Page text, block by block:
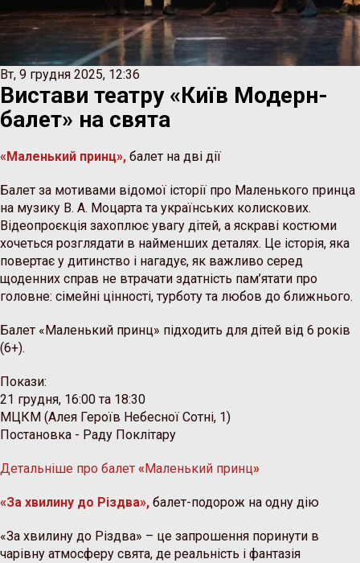
Вт, 9 грудня 2025, 12:36
Вистави театру «Київ Модерн-
балет» на свята
«Маленький принц», балет на дві дії
Балет за мотивами відомої історії про Маленького принца
на музику В. А. Моцарта та українських колискових.
Відеопроєкція захоплює увагу дітей, а яскраві костюми
хочеться розглядати в найменших деталях. Це історія, яка
повертає у дитинство і нагадує, як важливо серед
щоденних справ не втрачати здатність пам’ятати про
головне: сімейні цінності, турботу та любов до ближнього.
Балет «Маленький принц» підходить для дітей від 6 років
(6+).
Покази:
21 грудня, 16:00 та 18:30
МЦКМ (Алея Героїв Небесної Сотні, 1)
Постановка - Раду Поклітару
Детальніше про балет « Маленький принц»
«За хвилину до Різдва», балет-подорож на одну дію
«За хвилину до Різдва» – це запрошення поринути в
чарівну атмосферу свята, де реальність і фантазія